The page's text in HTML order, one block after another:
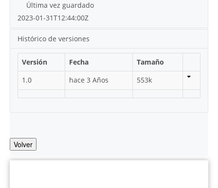
Última vez guardado
2023-01-31T12:44:00Z
Histórico de versiones
Versión Fecha
Tamaño
1.0
hace 3 Años 553k
Volver